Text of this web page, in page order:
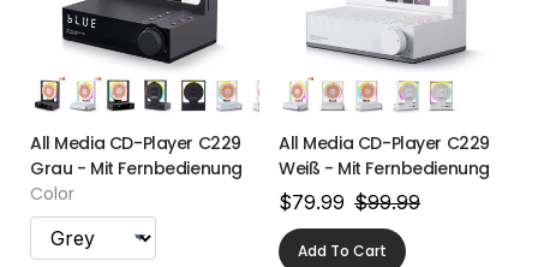
All Media CD-Player C229
Grau - Mit Fernbedienung
Color
All Media CD-Player C229
Weiß - Mit Fernbedienung
$79.99 $99.99
Add To Cart